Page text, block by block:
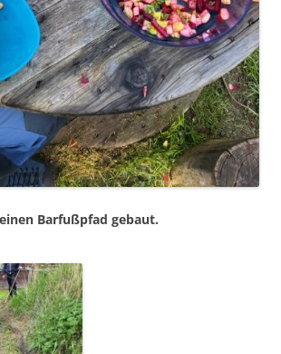
Bar­fu­ßpfad gebaut.